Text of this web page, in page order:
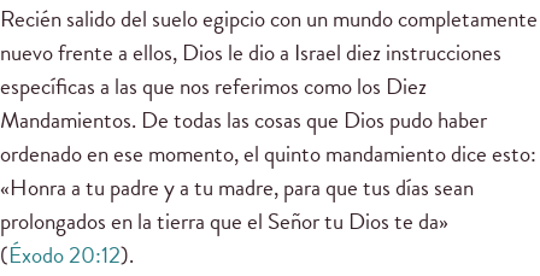
Recién salido del suelo egipcio con un mundo completamente
nuevo frente a ellos, Dios le dio a Israel diez instrucciones
específicas a las que nos referimos como los Diez
Mandamientos. De todas las cosas que Dios pudo haber
ordenado en ese momento, el quinto mandamiento dice esto:
«Honra a tu padre y a tu madre, para que tus días sean
prolongados en la tierra que el Señor tu Dios te da»
(Éxodo 20:12).